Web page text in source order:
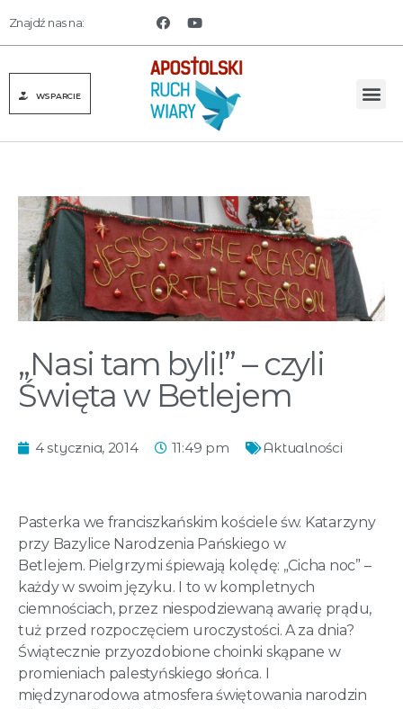
Znajdź nas na:
WSPARCIE
„Nasi tam byli!” – czyli
Święta w Betlejem
4 stycznia, 2014 11:49 pm Aktualności
Pasterka we franciszkańskim kościele św. Katarzyny
przy Bazylice Narodzenia Pańskiego w
Betlejem. Pielgrzymi śpiewają kolędę: „Cicha noc” –
każdy w swoim języku. I to w kompletnych
ciemnościach, przez niespodziewaną awarię prądu,
tuż przed rozpoczęciem uroczystości. A za dnia?
Świątecznie przyozdobione choinki skąpane w
promieniach palestyńskiego słońca. I
międzynarodowa atmosfera świętowania narodzin